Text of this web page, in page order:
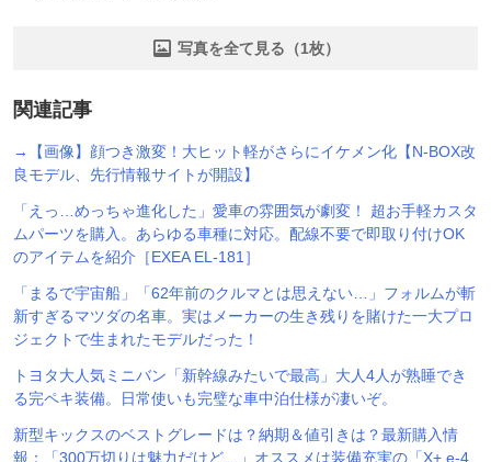
写真を全て見る（1枚）
関連記事
→【画像】顔つき激変！大ヒット軽がさらにイケメン化【N-BOX改
良モデル、先行情報サイトが開設】
「えっ…めっちゃ進化した」愛車の雰囲気が劇変！ 超お手軽カスタ
ムパーツを購入。あらゆる車種に対応。配線不要で即取り付けOK
のアイテムを紹介［EXEA EL-181］
「まるで宇宙船」「62年前のクルマとは思えない…」フォルムが斬
新すぎるマツダの名車。実はメーカーの生き残りを賭けた一大プロ
ジェクトで生まれたモデルだった！
トヨタ大人気ミニバン「新幹線みたいで最高」大人4人が熟睡でき
る完ペキ装備。日常使いも完璧な車中泊仕様が凄いぞ。
新型キックスのベストグレードは？納期＆値引きは？最新購入情
報：「300万切りは魅力だけど…」オススメは装備充実の「X+ e-4